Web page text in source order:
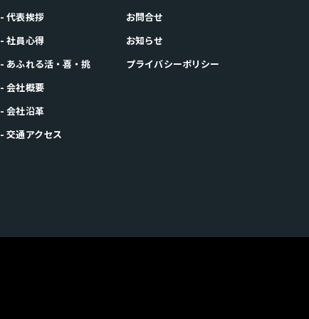
- 代表挨拶
- 社員心得
- あふれる活・喜・挑
- 会社概要
- 会社沿革
- 交通アクセス
お問合せ
お知らせ
プライバシーポリシー